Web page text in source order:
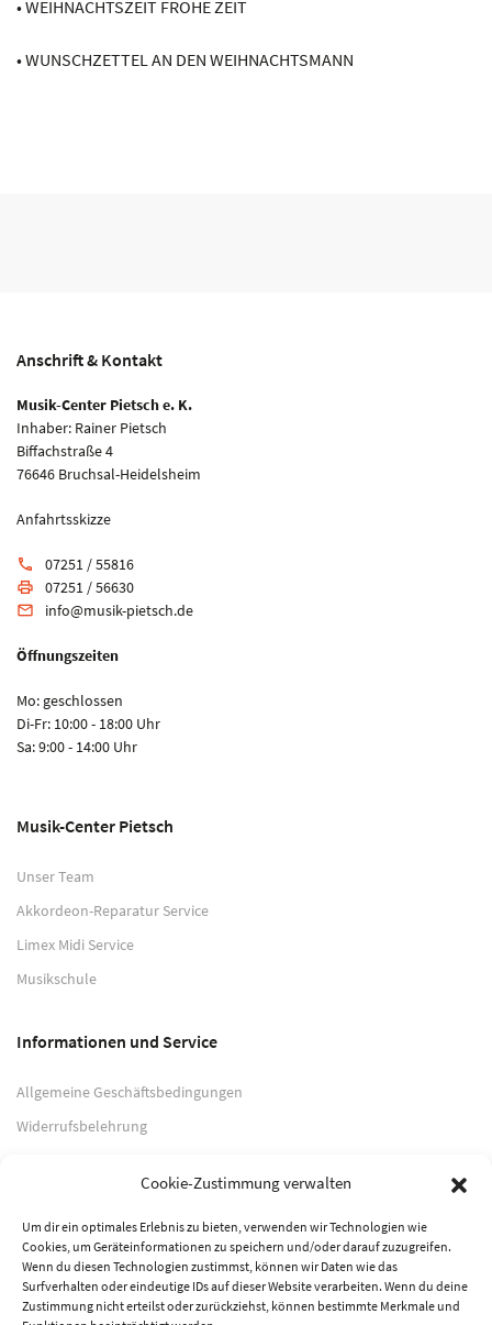
Cookie-Zustimmung verwalten
Um dir ein optimales Erlebnis zu bieten, verwenden wir Technologien wie
Cookies, um Geräteinformationen zu speichern und/oder darauf zuzugreifen.
Wenn du diesen Technologien zustimmst, können wir Daten wie das
Surfverhalten oder eindeutige IDs auf dieser Website verarbeiten. Wenn du deine
Zustimmung nicht erteilst oder zurückziehst, können bestimmte Merkmale und
• WEIHNACHTSZEIT FROHE ZEIT
• WUNSCHZETTEL AN DEN WEIHNACHTSMANN
Anschrift & Kontakt
Musik-Center Pietsch e. K.
Inhaber: Rainer Pietsch
Biffachstraße 4
76646 Bruchsal-Heidelsheim
Anfahrtsskizze
phone 07251 / 55816
print 07251 / 56630
email info@musik-pietsch.de
Öffnungszeiten
Mo: geschlossen
Di-Fr: 10:00 - 18:00 Uhr
Sa: 9:00 - 14:00 Uhr
Musik-Center Pietsch
Unser Team
Akkordeon-Reparatur Service
Limex Midi Service
Musikschule
Informationen und Service
Allgemeine Geschäftsbedingungen
Widerrufsbelehrung
Datenschutzerklärung
Zahlungsarten
PayPal